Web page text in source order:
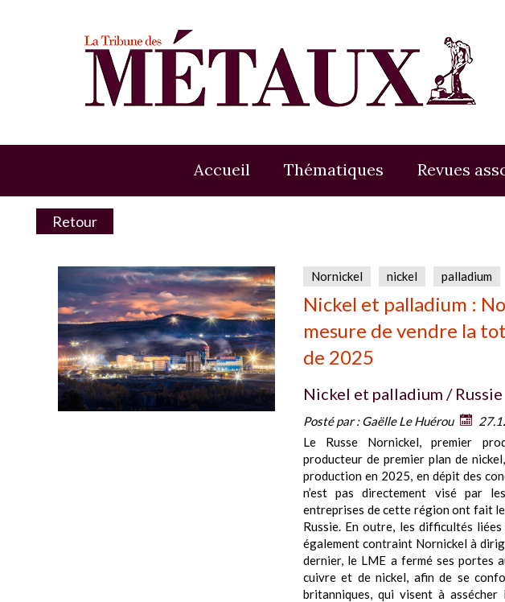
Accueil Thématiques Revues
Retour
Nornickel nickel palladium
Nickel et palladium :
mesure de vendre la
de 2025
Nickel et palladium / Russie
Posté par :Gaëlle Le Huérou
Le Russe Nornickel, premier
producteur de premier plan de
production en 2025, en dépit des
n’est pas directement visé par
entreprises de cette région ont fait le
Russie. En outre, les difficultés
également contraint Nornickel à
dernier, le LME a fermé ses portes
cuivre et de nickel, afin de se
britanniques, qui visent à